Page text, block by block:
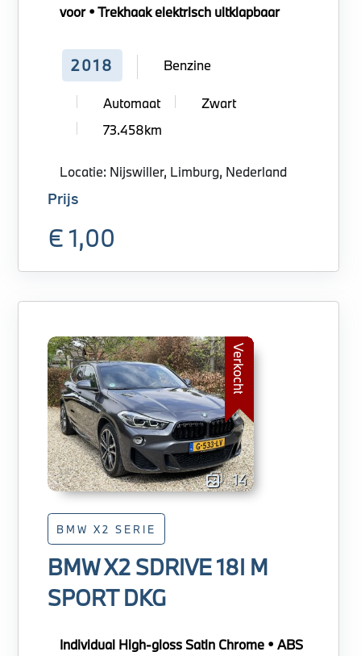
voor • Trekhaak elektrisch uitklapbaar
2018 Benzine
Automaat
Zwart
73.458km
Locatie: Nijswiller, Limburg, Nederland
Prijs
€ 1,00
Verkocht
14
BMW X2 SERIE
BMW X2 SDRIVE 18I M
SPORT DKG
Individual High-gloss Satin Chrome • ABS